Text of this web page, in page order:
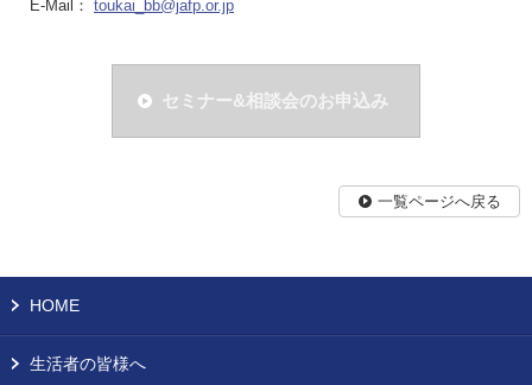
E-Mail： toukai_bb@jafp.or.jp
セミナー&相談会のお申込み
一覧ページへ戻る
HOME
生活者の皆様へ